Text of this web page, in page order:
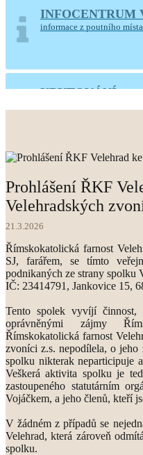
INFOCENTRUM
informace z poutního místa
UBYTOVÁNÍ
Prohlášení ŘKF
Velehradských
21.3.2026
Římskokatolická farnost
SJ, farářem, se tímto
podnikaných ze strany spolku
IČ: 23414791, Jankovice 15,
Tento spolek vyvíjí
oprávněnými zájmy
Římskokatolická farnost
zvoníci z.s. nepodílela, o jeho
spolku nikterak neparticipuje
Veškerá aktivita spolku je
zastoupeného statutárním
Vojáčkem, a jeho členů, kteří
V žádném z případů se
Velehrad, která zároveň
spolku.